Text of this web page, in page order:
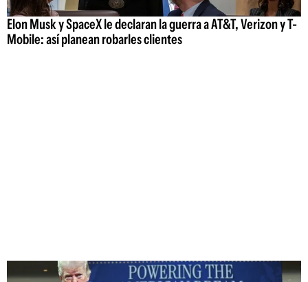
Elon Musk y SpaceX le declaran la guerra a AT&T, Verizon y T-
Mobile: así planean robarles clientes